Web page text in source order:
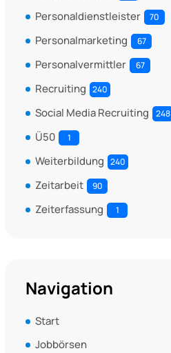
Personaldienstleister 70
Personalmarketing 67
Personalvermittler 67
Recruiting 240
Social Media Recruiting 248
Ü50 1
Weiterbildung 240
Zeitarbeit 90
Zeiterfassung 1
Navigation
Start
Jobbörsen